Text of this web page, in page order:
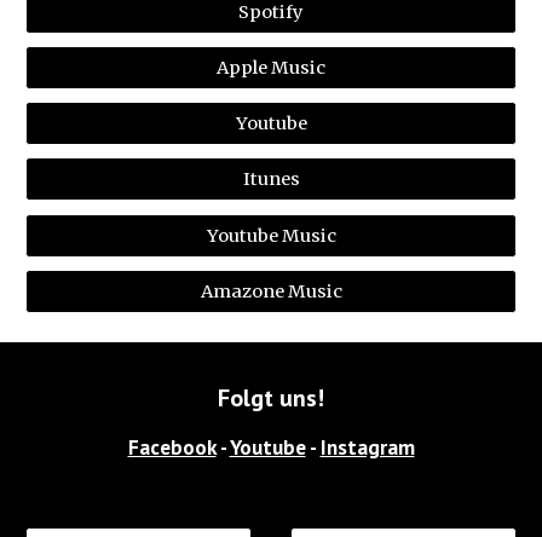
Spotify
Apple Music
Youtube
Itunes
Youtube Music
Amazone Music
Folgt uns!
Facebook - Youtube - Instagram